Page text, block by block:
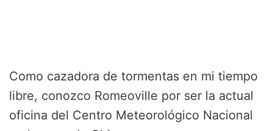
Como cazadora de tormentas en mi tiempo
libre, conozco Romeoville por ser la actual
oficina del Centro Meteorológico Nacional